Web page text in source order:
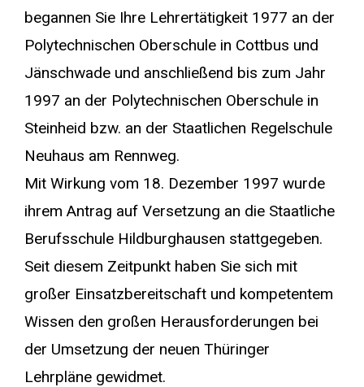
begannen Sie Ihre Lehrertätigkeit 1977 an der
Polytechnischen Oberschule in Cottbus und
Jänschwade und anschließend bis zum Jahr
1997 an der Polytechnischen Oberschule in
Steinheid bzw. an der Staatlichen Regelschule
Neuhaus am Rennweg.
Mit Wirkung vom 18. Dezember 1997 wurde
ihrem Antrag auf Versetzung an die Staatliche
Berufsschule Hildburghausen stattgegeben.
Seit diesem Zeitpunkt haben Sie sich mit
großer Einsatzbereitschaft und kompetentem
Wissen den großen Herausforderungen bei
der Umsetzung der neuen Thüringer
Lehrpläne gewidmet.